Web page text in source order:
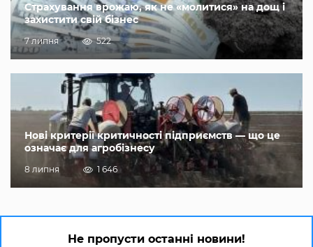
Страхування врожаю, як не «молитися» на дощ і
захистити свій бізнес
7 липня 522
Нові критерії критичності підприємств — що це
означає для агробізнесу
8 липня 1 646
Не пропусти останні новини!